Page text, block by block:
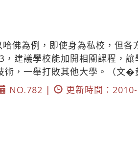
佛為例，即使身為私校，但各
建議學校能加開相關課程，
，一舉打敗其他大學。（文�
NO.782 |
更新時間：